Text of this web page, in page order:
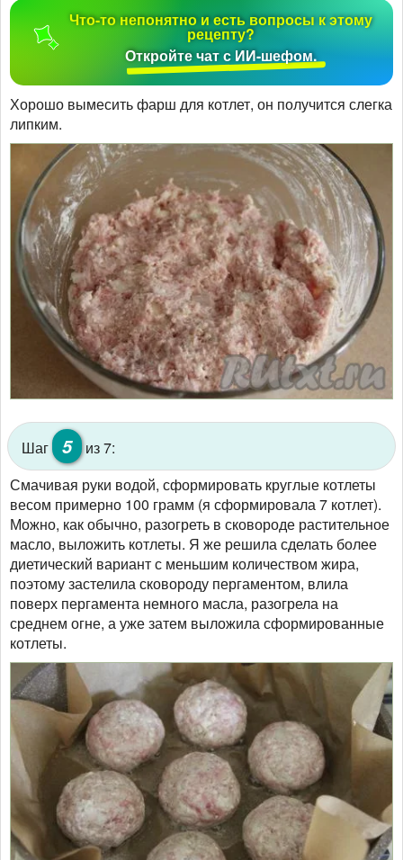
Что-то непонятно и есть вопросы к этому
рецепту?
Откройте чат с ИИ-шефом.
Хорошо вымесить фарш для котлет, он получится слегка
липким.
Шаг 5
из 7:
Смачивая руки водой, сформировать круглые котлеты
весом примерно 100 грамм (я сформировала 7 котлет).
Можно, как обычно, разогреть в сковороде растительное
масло, выложить котлеты. Я же решила сделать более
диетический вариант с меньшим количеством жира,
поэтому застелила сковороду пергаментом, влила
поверх пергамента немного масла, разогрела на
среднем огне, а уже затем выложила сформированные
котлеты.